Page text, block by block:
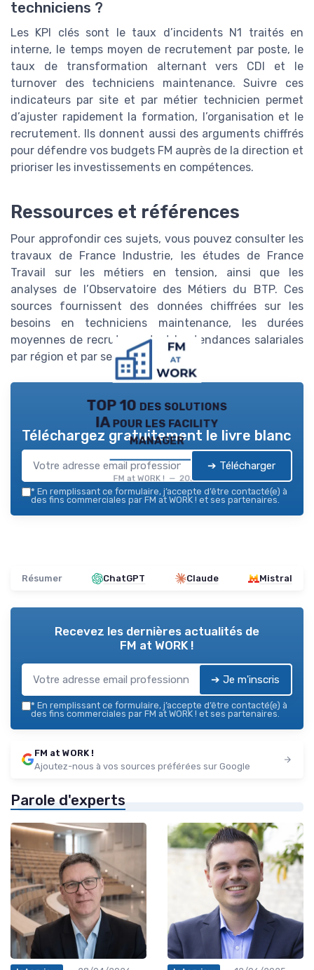
techniciens ?
Les KPI clés sont le taux d’incidents N1 traités en
interne, le temps moyen de recrutement par poste, le
taux de transformation alternant vers CDI et le
turnover des techniciens maintenance. Suivre ces
indicateurs par site et par métier technicien permet
d’ajuster rapidement la formation, l’organisation et le
recrutement. Ils donnent aussi des arguments chiffrés
pour défendre vos budgets FM auprès de la direction et
prioriser les investissements en compétences.
Ressources et références
Pour approfondir ces sujets, vous pouvez consulter les
travaux de France Industrie, les études de France
Travail sur les métiers en tension, ainsi que les
analyses de l’Observatoire des Métiers du BTP. Ces
sources fournissent des données chiffrées sur les
besoins en techniciens maintenance, les durées
moyennes de recrutement et les tendances salariales
par région et par secteur.
TOP 10 des solutions
IA pour les facility
manager
FM at WORK ! — 2026
Téléchargez gratuitement le livre blanc
➔ Télécharger
* En remplissant ce formulaire, j’accepte d’être contacté(e) à
des fins commerciales par FM at WORK ! et ses partenaires.
Résumer ChatGPT Claude Mistral
Recevez les dernières actualités de
FM at WORK !
➔ Je m'inscris
* En remplissant ce formulaire, j’accepte d’être contacté(e) à
des fins commerciales par FM at WORK ! et ses partenaires.
FM at WORK !
Ajoutez-nous à vos sources préférées sur Google
Parole d'experts